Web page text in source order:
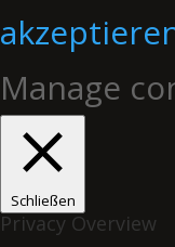
Manage
Schließen
Privacy Overview